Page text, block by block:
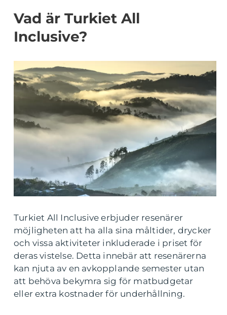
Vad är Turkiet All
Inclusive?
Turkiet All Inclusive erbjuder resenärer
möjligheten att ha alla sina måltider, drycker
och vissa aktiviteter inkluderade i priset för
deras vistelse. Detta innebär att resenärerna
kan njuta av en avkopplande semester utan
att behöva bekymra sig för matbudgetar
eller extra kostnader för underhållning.